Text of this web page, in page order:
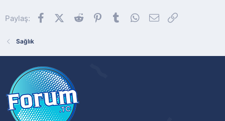
Paylaş: FacebookX (Twitter)
Reddit Pinterest
Tumblr WhatsApp
E-posta
Sağlık